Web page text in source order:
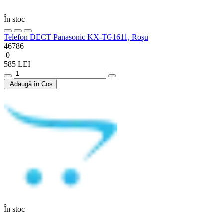
În stoc
Telefon DECT Panasonic KX-TG1611, Roșu
46786
0
585 LEI
Adaugă în Coș
În stoc